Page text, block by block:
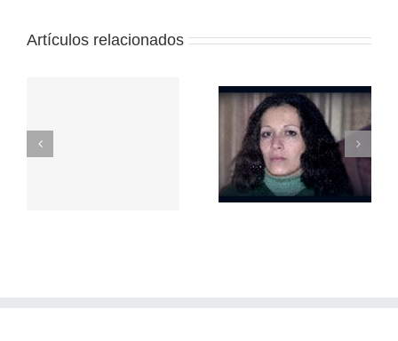
Artículos relacionados
Repudio a la
represión